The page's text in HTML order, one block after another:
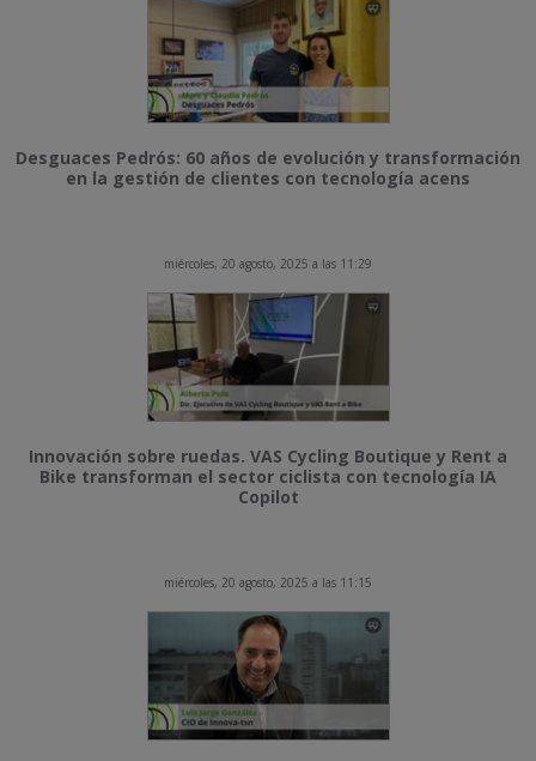
Desguaces Pedrós: 60 años de evolución y transformación
en la gestión de clientes con tecnología acens
miércoles, 20 agosto, 2025 a las 11:29
Innovación sobre ruedas. VAS Cycling Boutique y Rent a
Bike transforman el sector ciclista con tecnología IA
Copilot
miércoles, 20 agosto, 2025 a las 11:15